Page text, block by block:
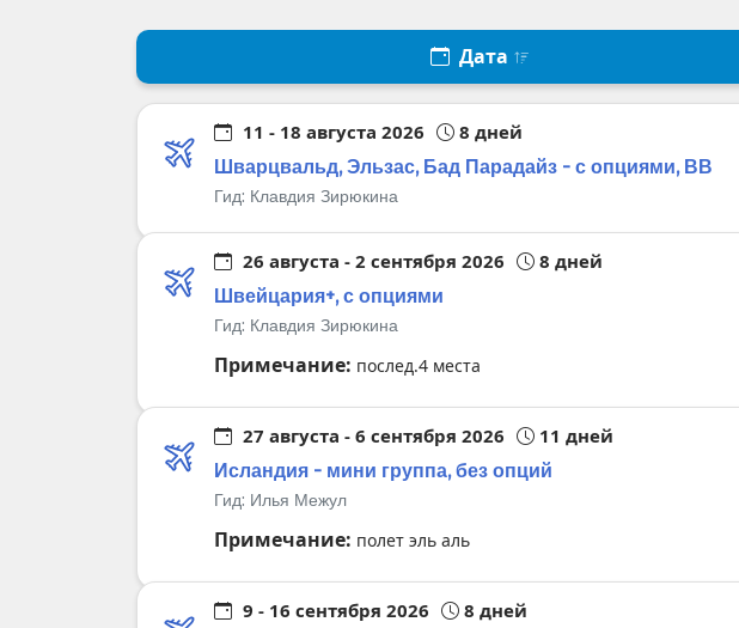
Дата
11 - 18 августа 2026 8 дней
Шварцвальд, Эльзас, Бад Парадайз - с опциями, ВВ
Гид: Клавдия Зирюкина
26 августа - 2 сентября 2026 8 дней
Швейцария+, с опциями
Гид: Клавдия Зирюкина
Примечание: послед.4 места
27 августа - 6 сентября 2026 11 дней
Исландия - мини группа, без опций
Гид: Илья Межул
Примечание: полет эль аль
9 - 16 сентября 2026 8 дней